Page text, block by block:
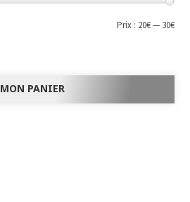
Prix : 20€— 30€
MON PANIER